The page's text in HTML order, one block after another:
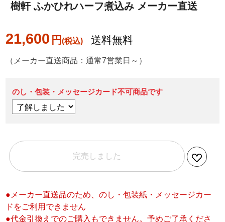
樹軒 ふかひれハーフ煮込み メーカー直送
21,600 円 送料無料
（メーカー直送商品：通常7営業日～）
のし・包装・メッセージカード不可商品です
完売しました
●メーカー直送品のため、のし・包装紙・メッセージカー
ドをご利用できません
●代金引換えでのご購入もできません。予めご了承くださ